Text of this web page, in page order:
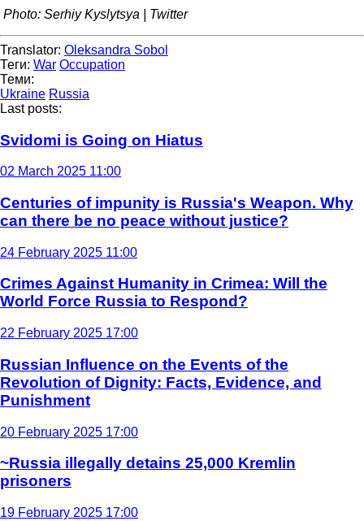
Photo: Serhiy Kyslytsya | Twitter
Translator: Oleksandra Sobol
Теги: War Occupation
Теми:
Ukraine Russia
Last posts:
Svidomi is Going on Hiatus
02 March 2025 11:00
Centuries of impunity is Russia's Weapon. Why
can there be no peace without justice?
24 February 2025 11:00
Crimes Against Humanity in Crimea: Will the
World Force Russia to Respond?
22 February 2025 17:00
Russian Influence on the Events of the
Revolution of Dignity: Facts, Evidence, and
Punishment
20 February 2025 17:00
~Russia illegally detains 25,000 Kremlin
prisoners
19 February 2025 17:00